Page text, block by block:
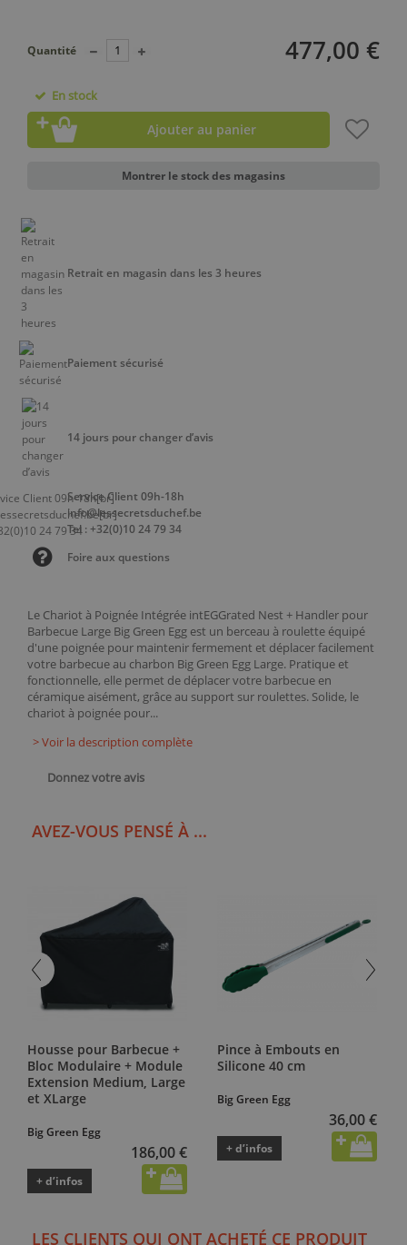
Le Chariot à Poignée Intégrée intEGGrated Nest + Handler pour
Barbecue Large Big Green Egg est un berceau à roulette équipé
d'une poignée pour maintenir fermement et déplacer facilement
votre barbecue au charbon Big Green Egg Large. Pratique et
fonctionnelle, elle permet de déplacer votre barbecue en
céramique aisément, grâce au support sur roulettes. Solide, le
chariot à poignée pour...
> Voir la description complète
Donnez votre avis
477,00 €
Quantité
En stock
Ajouter au panier
Montrer le stock des magasins
Retrait en magasin dans les 3 heures
Paiement sécurisé
14 jours pour changer d’avis
Service Client 09h-18h
info@lessecretsduchef.be
Tel : +32(0)10 24 79 34
Foire aux questions
AVEZ-VOUS PENSÉ À ...
Housse pour Barbecue +
Bloc Modulaire + Module
Extension Medium, Large
et XLarge
Big Green Egg
186,00 €
+ d’infos
Pince à Embouts en
Silicone 40 cm
Big Green Egg
36,00 €
+ d’infos
LES CLIENTS QUI ONT ACHETÉ CE PRODUIT